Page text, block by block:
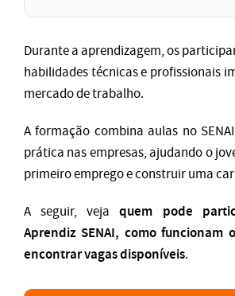
Durante a aprendizagem, os
habilidades técnicas e profissionais
mercado de trabalho.
A formação combina aulas no
prática nas empresas, ajudando o
primeiro emprego e construir uma
A seguir, vejaquem pode
Aprendiz SENAI, como funcionam
encontrar vagas disponíveis.